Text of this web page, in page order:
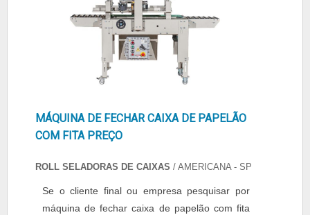
MÁQUINA DE FECHAR CAIXA DE PAPELÃO
COM FITA PREÇO
ROLL SELADORAS DE CAIXAS / AMERICANA - SP
Se o cliente final ou empresa pesquisar por
máquina de fechar caixa de papelão com fita